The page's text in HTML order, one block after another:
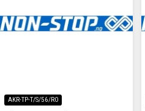
AKR-TP-T/S/56/RO